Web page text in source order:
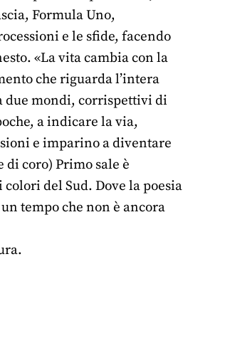
Formula Uno,
e le sfide, facendo
«La vita cambia con la
che riguarda l’intera
due mondi, corrispettivi di
a indicare la via,
e imparino a diventare
di coro) Primo sale è
del Sud. Dove la poesia
tempo che non è ancora